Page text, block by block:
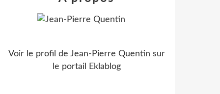
Voir le profil de Jean-Pierre Quentin sur
le portail Eklablog